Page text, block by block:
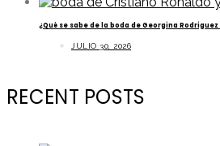
¿Qué se sabe de la boda de Georgina
JULIO 30, 2026
RECENT POSTS